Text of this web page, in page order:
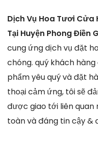
Dịch Vụ Hoa Tươi Cửa
Tại Huyện Phong Điền
cung ứng dịch vụ đặt
chóng. quý khách
phẩm yêu quý và đặt
thoại cảm ứng, tôi sẽ
được giao tới liên
toàn và đáng tin cậy &